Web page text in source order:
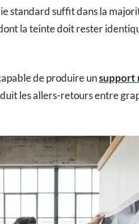
standard suffit dans la
la teinte doit rester
de produire unsupport
les allers-retours entre